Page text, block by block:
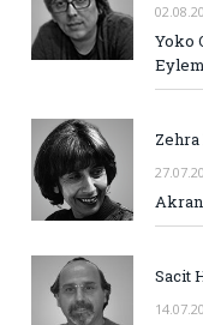
Yoko
Akran
Sacit